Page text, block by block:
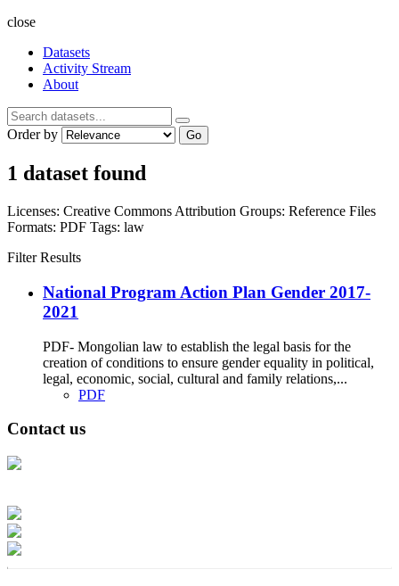
close
Datasets
Activity Stream
About
Order by Go
1 dataset found
Licenses: Creative Commons Attribution Groups: Reference Files
Formats: PDF Tags: law
Filter Results
National Program Action Plan Gender 2017-
2021
PDF- Mongolian law to establish the legal basis for the
creation of conditions to ensure gender equality in political,
legal, economic, social, cultural and family relations,...
PDF
Contact us